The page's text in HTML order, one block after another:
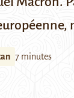
7 minutes